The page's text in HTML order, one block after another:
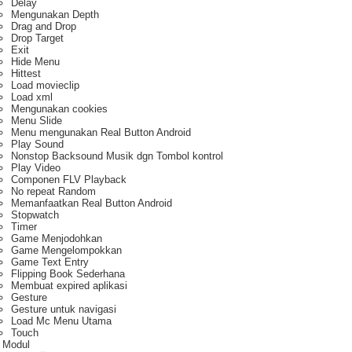
Delay
Mengunakan Depth
Drag and Drop
Drop Target
Exit
Hide Menu
Hittest
Load movieclip
Load xml
Mengunakan cookies
Menu Slide
Menu mengunakan Real Button Android
Play Sound
Nonstop Backsound Musik dgn Tombol kontrol
Play Video
Componen FLV Playback
No repeat Random
Memanfaatkan Real Button Android
Stopwatch
Timer
Game Menjodohkan
Game Mengelompokkan
Game Text Entry
Flipping Book Sederhana
Membuat expired aplikasi
Gesture
Gesture untuk navigasi
Load Mc Menu Utama
Touch